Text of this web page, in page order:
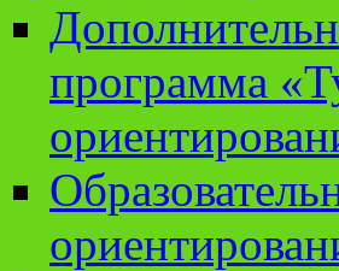
программа